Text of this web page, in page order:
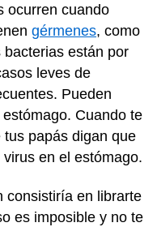
ocurren cuando
gérmenes, como
están por
leves de
Pueden
Cuando te
papás digan que
en el estómago.
consistiría en librarte
es imposible y no te